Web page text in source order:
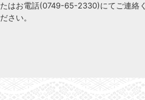
たはお電話(0749-65-2330)にてご連絡く
ださい。